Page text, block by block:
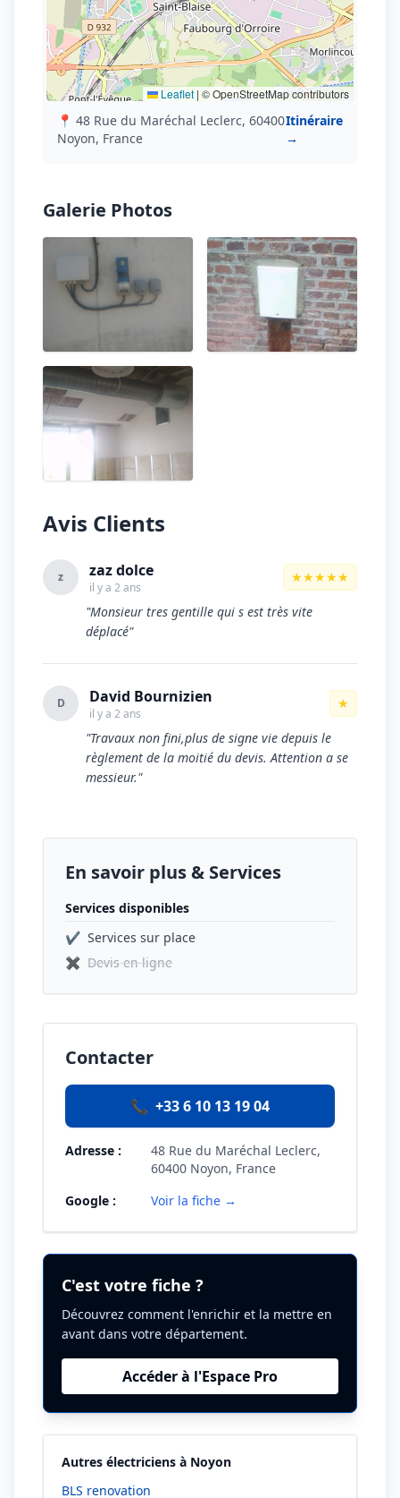
Leaflet | © OpenStreetMap contributors
📍 48 Rue du Maréchal Leclerc, 60400
Noyon, France
Itinéraire
→
Galerie Photos
Avis Clients
z zaz dolce
il y a 2 ans
★★★★★
"Monsieur tres gentille qui s est très vite
déplacé"
D David Bournizien
il y a 2 ans
★
"Travaux non fini,plus de signe vie depuis le
règlement de la moitié du devis. Attention a se
messieur."
En savoir plus & Services
Services disponibles
✔ Services sur place
✖ Devis en ligne
Contacter
📞 +33 6 10 13 19 04
Adresse :
48 Rue du Maréchal Leclerc,
60400 Noyon, France
Google :
Voir la fiche →
C'est votre fiche ?
Découvrez comment l'enrichir et la mettre en
avant dans votre département.
Accéder à l'Espace Pro
Autres électriciens à Noyon
BLS renovation